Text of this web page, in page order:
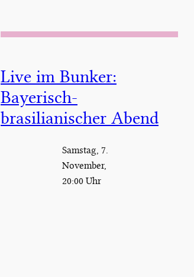
Live im Bunker:
Bayerisch-
brasilianischer Abend
Samstag, 7.
November,
20:00 Uhr